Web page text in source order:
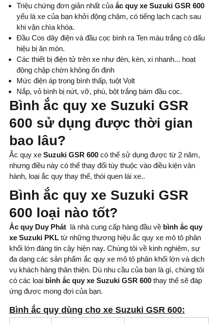
Triệu chứng đơn giản nhất của ắc quy xe Suzuki GSR 600
yếu là xe của bạn khởi động chậm, có tiếng lạch cạch sau
khi vặn chìa khóa.
Đầu Cos dây điện và đầu cọc bình ra Ten màu trắng có dấu
hiệu bị ăn mòn.
Các thiết bị điện tử trên xe như đèn, kèn, xi nhanh... hoạt
động chập chờn không ổn định
Mức điện áp trong bình thấp, tuột Volt
Nắp, vỏ bình bị nứt, vỡ, phù, bột trắng bám đầu cọc.
Bình ắc quy xe Suzuki GSR
600 sử dụng được thời gian
bao lâu?
Ắc quy xe Suzuki GSR 600 có thể sử dụng được từ 2 năm,
nhưng điều này có thể thay đổi tùy thuộc vào điều kiện vân
hành, loại ắc quy thay thế, thói quen lái xe..
Bình ắc quy xe Suzuki GSR
600 loại nào tốt?
Ắc quy Duy Phát là nhà cung cấp hàng đầu về bình ắc quy
xe Suzuki PKL từ những thương hiệu ắc quy xe mô tô phân
khối lớn đáng tin cậy hiện nay. Chúng tôi về kinh nghiệm, sự
đa dạng các sản phẩm ắc quy xe mô tô phân khối lớn và dịch
vụ khách hàng thân thiện. Dù nhu cầu của bạn là gì, chúng tôi
có các loại bình ắc quy xe Suzuki GSR 600 thay thế sẽ đáp
ứng được mong đợi của bạn.
Bình ắc quy dùng cho xe Suzuki GSR 600: